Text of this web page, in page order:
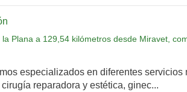
Plana a 129,54 kilómetros desde Miravet,
especializados en diferentes servicios
reparadora y estética, ginec...